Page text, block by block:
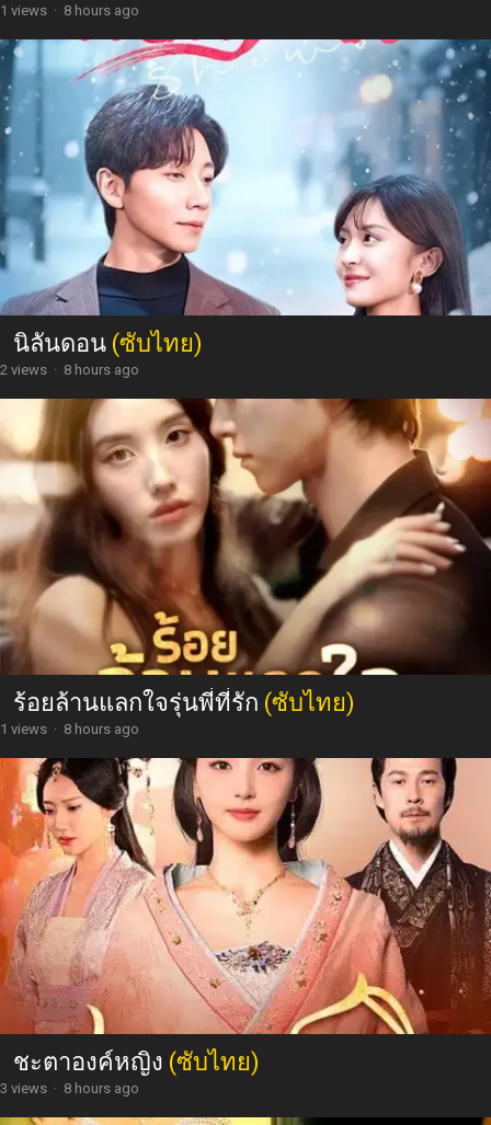
1 views · 8 hours ago
นิลันดอน (ซับไทย)
2 views · 8 hours ago
ร้อยล้านแลกใจรุ่นพี่ที่รัก (ซับไทย)
1 views · 8 hours ago
ชะตาองค์หญิง (ซับไทย)
3 views · 8 hours ago